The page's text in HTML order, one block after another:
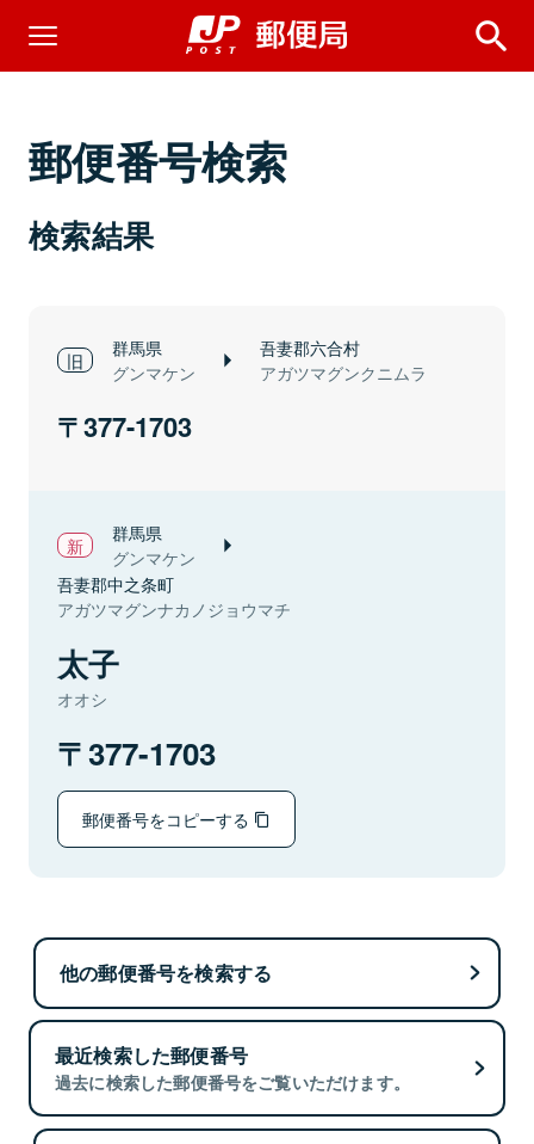
郵便番号検索
検索結果
群馬県
グンマケン
吾妻郡六合村
アガツマグンクニムラ
377-1703
群馬県
グンマケン
吾妻郡中之条町
アガツマグンナカノジョウマチ
太子
オオシ
377-1703
郵便番号をコピーする
他の郵便番号を検索する
最近検索した郵便番号
過去に検索した郵便番号をご覧いただけます。